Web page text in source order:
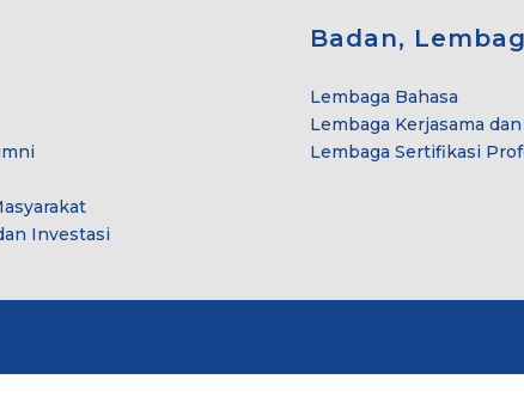
Investasi
Badan,
Lembaga Bahasa
Lembaga Kerjasama
Lembaga Sertifikasi